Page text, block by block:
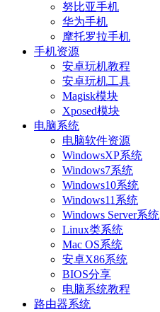
努比亚手机
华为手机
摩托罗拉手机
手机资源
安卓玩机教程
安卓玩机工具
Magisk模块
Xposed模块
电脑系统
电脑软件资源
WindowsXP系统
Windows7系统
Windows10系统
Windows11系统
Windows Server系统
Linux类系统
Mac OS系统
安卓X86系统
BIOS分享
电脑系统教程
路由器系统